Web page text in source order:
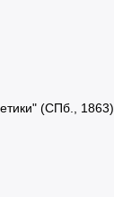
(СПб., 1863).